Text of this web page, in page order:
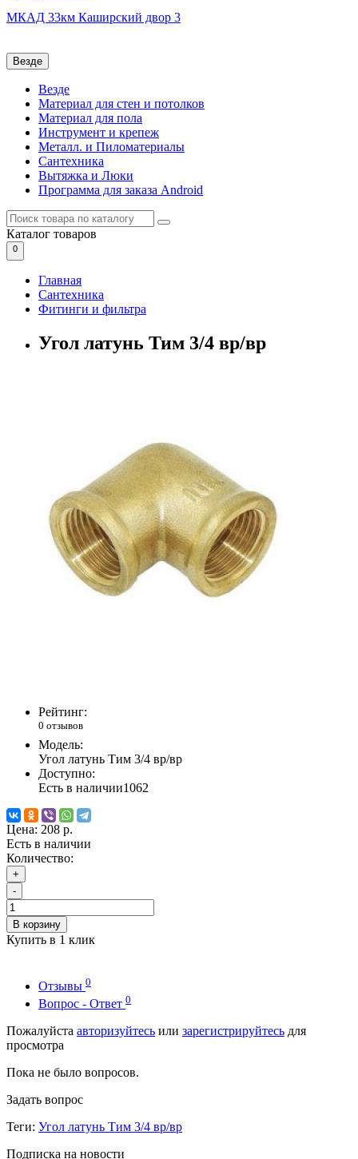
МКАД 33км Каширский двор 3
Везде
Везде
Материал для стен и потолков
Материал для пола
Инструмент и крепеж
Металл. и Пиломатериалы
Сантехника
Вытяжка и Люки
Программа для заказа Android
Каталог товаров
0
Главная
Сантехника
Фитинги и фильтра
Угол латунь Тим 3/4 вр/вр
Рейтинг:
0 отзывов
Модель:
Угол латунь Тим 3/4 вр/вр
Доступно:
Есть в наличии1062
Цена: 208 р.
Есть в наличии
Количество:
+
-
В корзину
Купить в 1 клик
Отзывы 0
Вопрос - Ответ 0
Пожалуйста авторизуйтесь или зарегистрируйтесь для
просмотра
Пока не было вопросов.
Задать вопрос
Теги: Угол латунь Тим 3/4 вр/вр
Подписка на новости